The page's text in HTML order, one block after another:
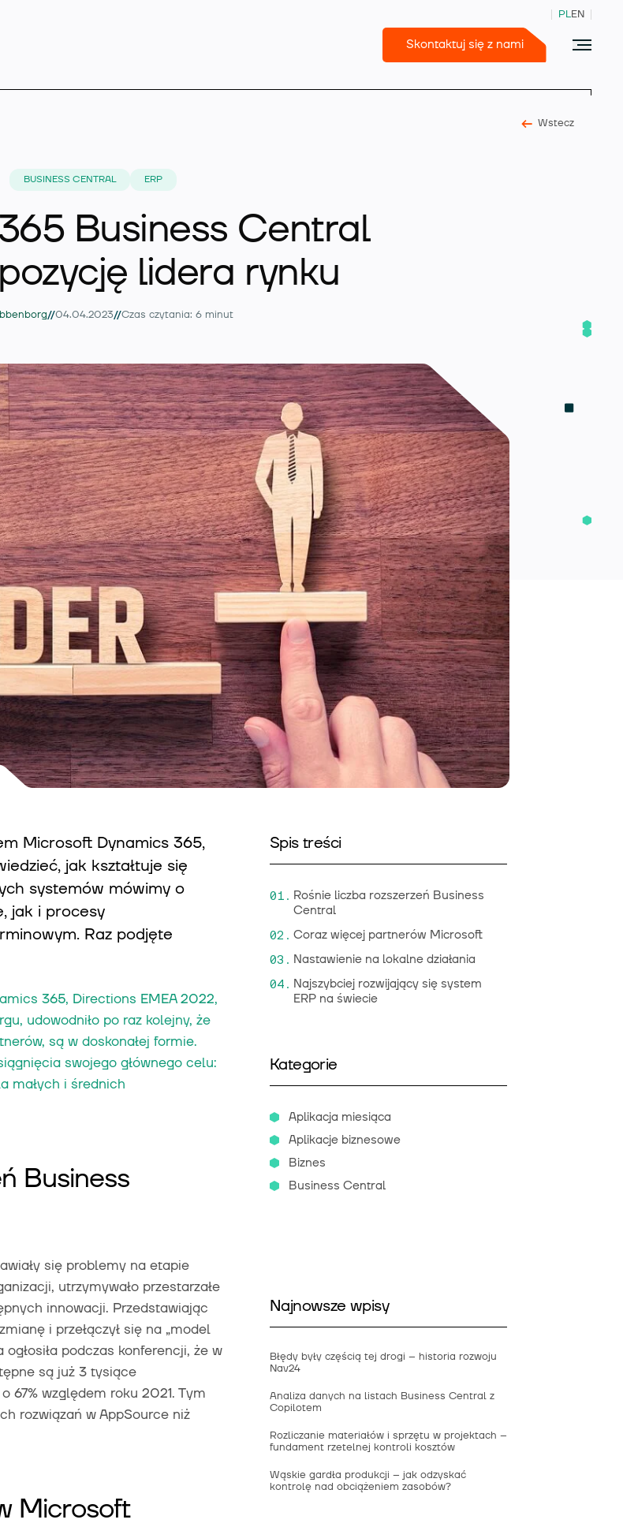
PLEN
Skontaktuj się z nami
Rozszerzenia
Usługi
Wiedza
O nas
Kontakt
Wstecz
BUSINESS CENTRAL ERP
Business Central
lidera rynku
//04.04.2023//Czas czytania: 6 minut
Microsoft Dynamics 365,
jak kształtuje się
systemów mówimy o
jak i procesy
Raz podjęte
365, Directions EMEA 2022,
udowodniło po raz kolejny, że
są w doskonałej formie.
swojego głównego celu:
małych i średnich
Business
się problemy na etapie
utrzymywało przestarzałe
innowacji. Przedstawiając
i przełączył się na „model
podczas konferencji, że w
są już 3 tysiące
67% względem roku 2021. Tym
rozwiązań w AppSource niż
Microsoft
Spis treści
Rośnie liczba rozszerzeń Business
Central
Coraz więcej partnerów Microsoft
Nastawienie na lokalne działania
Najszybciej rozwijający się system
ERP na świecie
Kategorie
Aplikacja miesiąca
Aplikacje biznesowe
Biznes
Business Central
Najnowsze wpisy
Błędy były częścią tej drogi – historia rozwoju
Nav24
Analiza danych na listach Business Central z
Copilotem
Rozliczanie materiałów i sprzętu w projektach –
fundament rzetelnej kontroli kosztów
Wąskie gardła produkcji – jak odzyskać
kontrolę nad obciążeniem zasobów?